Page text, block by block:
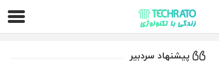
تکراتو – زندگی با تکنولوژی
پیشنهاد سردبیر